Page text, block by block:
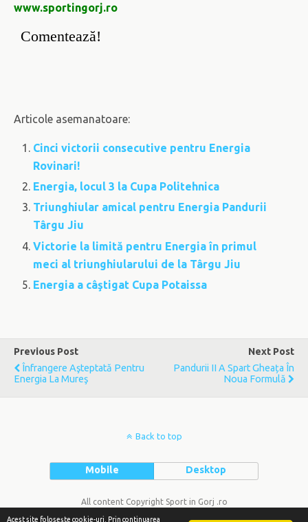
www.sportingorj.ro
Comentează!
Articole asemanatoare:
Cinci victorii consecutive pentru Energia
Rovinari!
Energia, locul 3 la Cupa Politehnica
Triunghiular amical pentru Energia Pandurii
Târgu Jiu
Victorie la limită pentru Energia în primul
meci al triunghiularului de la Târgu Jiu
Energia a câştigat Cupa Potaissa
Previous Post
Înfrangere Aşteptată Pentru
Energia La Mureş
Next Post
Pandurii II A Spart Gheața În
Noua Formulă
Back to top
Mobile Desktop
All content Copyright Sport in Gorj .ro
Acest site foloseşte cookie-uri. Prin continuarea